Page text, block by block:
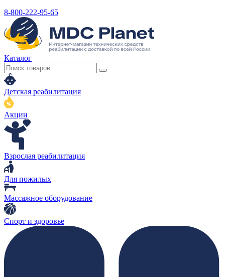
8-800-222-95-65
Каталог
Детская реабилитация
Акции
Взрослая реабилитация
Для пожилых
Массажное оборудование
Спорт и здоровье